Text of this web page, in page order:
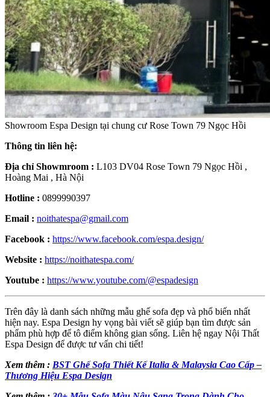
Showroom Espa Design tại chung cư Rose Town 79 Ngọc Hồi
Thông tin liên hệ:
Địa chỉ Showmroom : L103 DV04 Rose Town 79 Ngọc Hồi ,
Hoàng Mai , Hà Nội
Hotline : 0899990397
Email : noithatespa@gmail.com
Facebook : https://www.facebook.com/espa.design/
Website : https://noithatespa.com/
Youtube : https://www.youtube.com/@espadesign
Trên đây là danh sách những mẫu ghế sofa đẹp và phổ biến nhất
hiện nay. Espa Design hy vọng bài viết sẽ giúp bạn tìm được sản
phẩm phù hợp để tô điểm không gian sống. Liên hệ ngay Nội Thất
Espa Design để được tư vấn chi tiết!
Xem thêm : BST Ghế Sofa Thiết Kế Italia & Malaysia Cao Cấp –
Thương Hiệu Espa Design